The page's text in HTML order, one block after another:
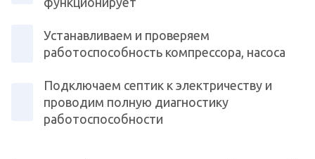
Устанавливаем и проверяем
работоспособность компрессора, насоса
Подключаем септик к электричеству и
проводим полную диагностику
работоспособности